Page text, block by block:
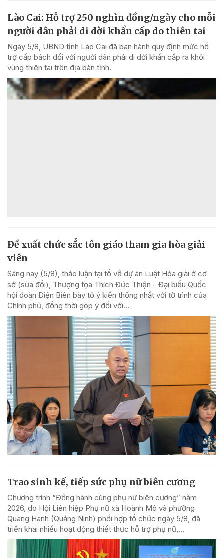
Lào Cai: Hỗ trợ 250 nghìn đồng/ngày cho mỗi
người dân phải di dời khẩn cấp do thiên tai
Ngày 5/8, UBND tỉnh Lào Cai đã ban hành quy định mức hỗ
trợ cấp bách đối với người dân phải di dời khẩn cấp ra khỏi
vùng thiên tai trên địa bàn tỉnh.
Đề xuất chức sắc tôn giáo tham gia hòa giải
viên
Sáng nay (5/8), thảo luận tại tổ về dự án Luật Hòa giải ở cơ
sở (sửa đổi), Thượng tọa Thích Đức Thiện - Đại biểu Quốc
hội đoàn Điện Biên bày tỏ ý kiến thống nhất với tờ trình của
Chính phủ, đồng thời góp ý đối với...
Trao sinh kế, tiếp sức phụ nữ biên cương
Chương trình “Đồng hành cùng phụ nữ biên cương” năm
2026, do Hội Liên hiệp Phụ nữ xã Hoành Mô và phường
Quang Hanh (Quảng Ninh) phối hợp tổ chức ngày 5/8, đã
triển khai nhiều hoạt động thiết thực hỗ trợ phụ nữ,...